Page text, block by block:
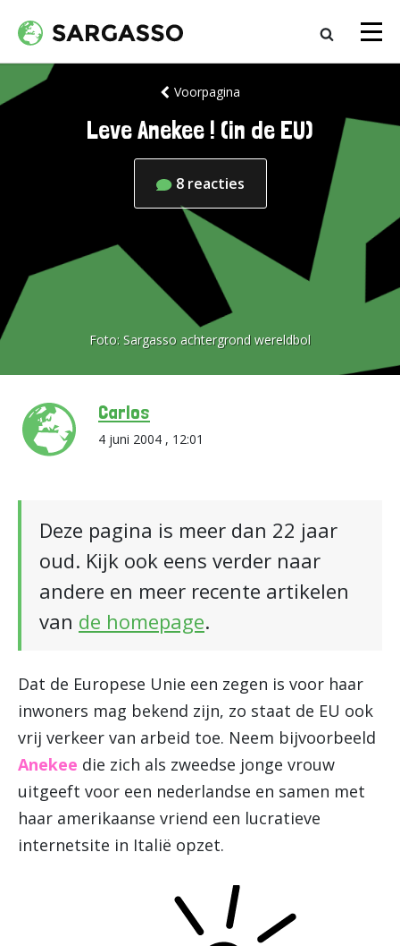
Voorpagina
Leve Anekee ! (in de EU)
8 reacties
Foto: Sargasso achtergrond wereldbol
Carlos
4 juni 2004 , 12:01
Deze pagina is meer dan 22 jaar
oud. Kijk ook eens verder naar
andere en meer recente artikelen
van de homepage.
Dat de Europese Unie een zegen is voor haar
inwoners mag bekend zijn, zo staat de EU ook
vrij verkeer van arbeid toe. Neem bijvoorbeeld
Anekee die zich als zweedse jonge vrouw
uitgeeft voor een nederlandse en samen met
haar amerikaanse vriend een lucratieve
internetsite in Italië opzet.